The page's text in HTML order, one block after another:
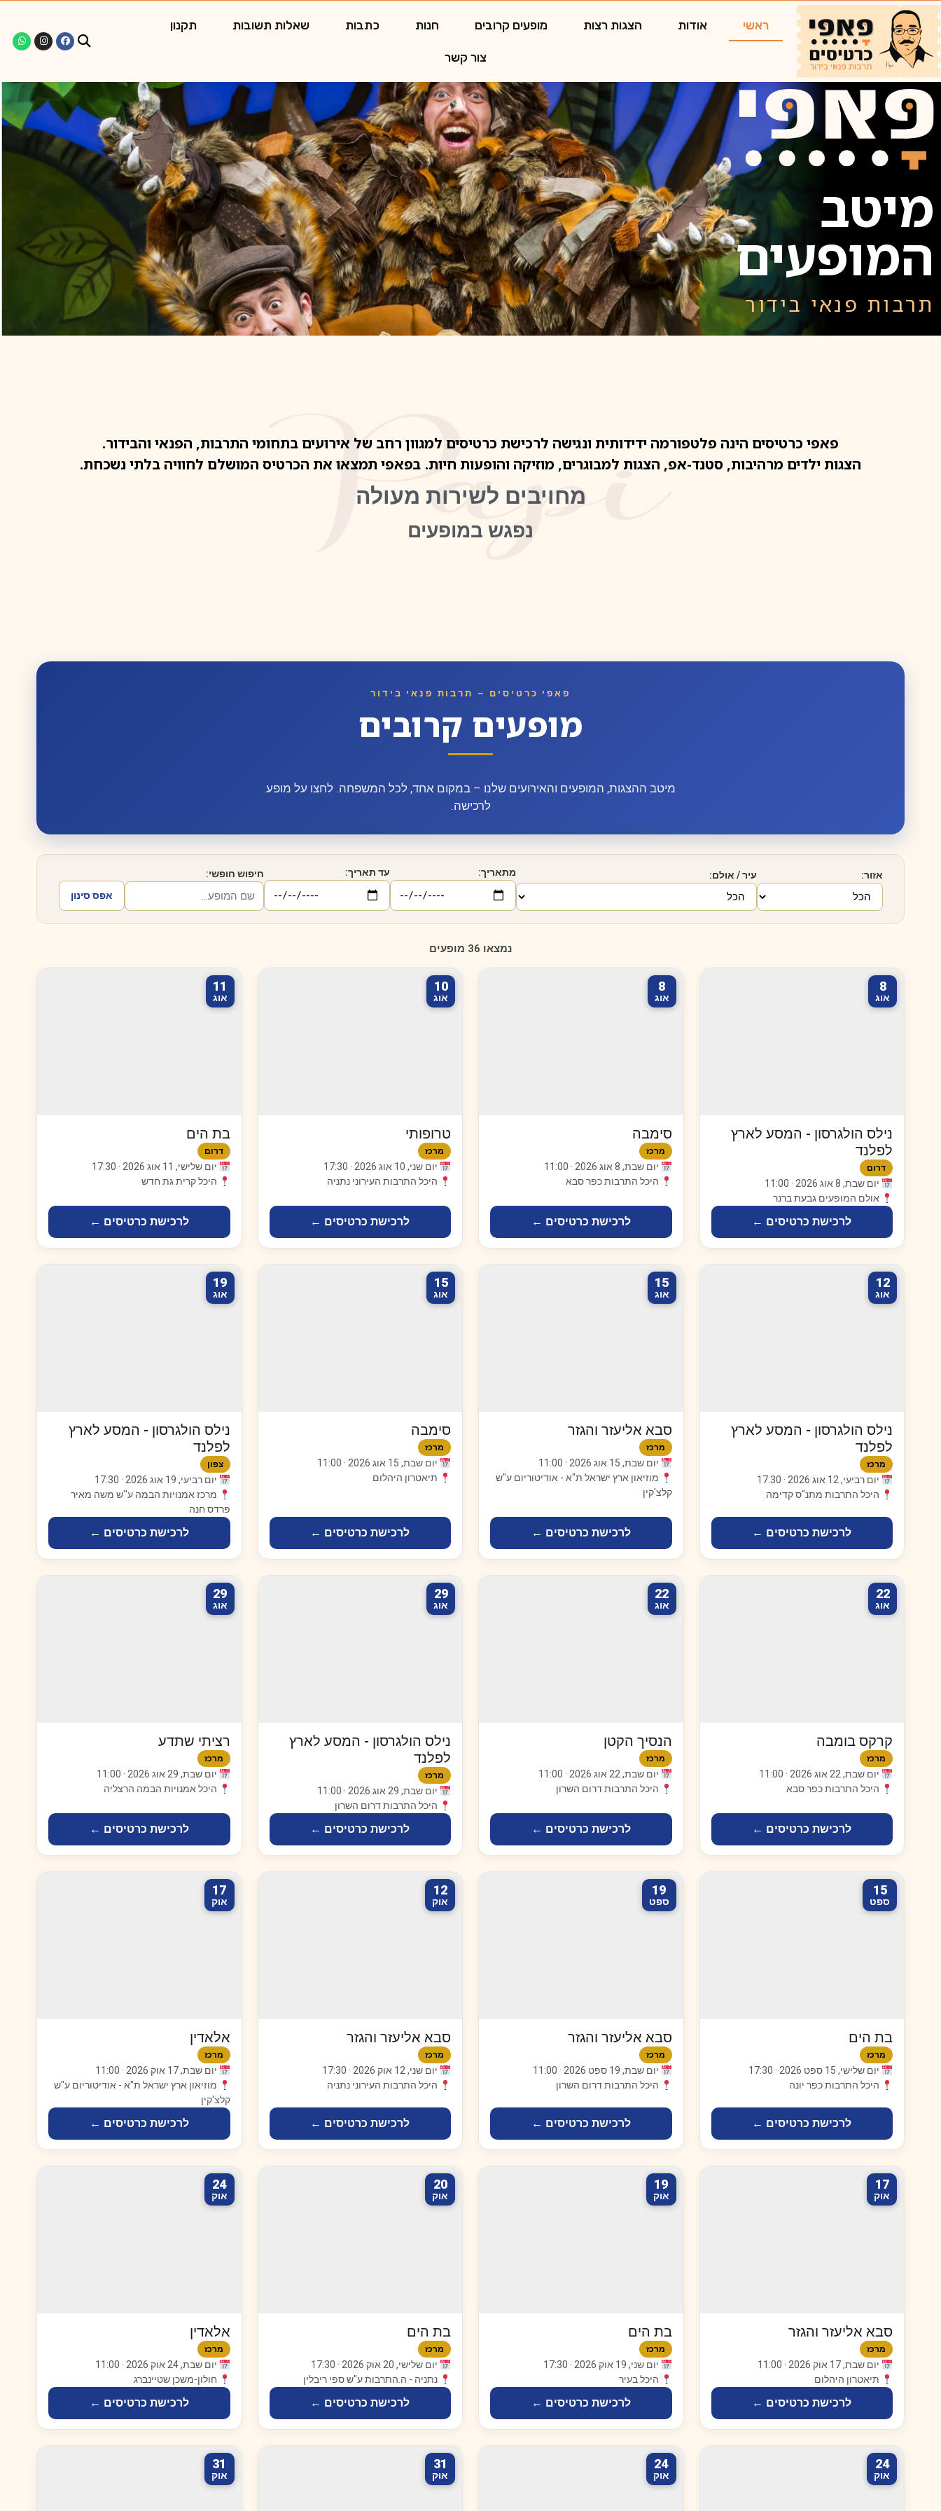
ראשי אודות הצגות רצות מופעים קרובים חנות כתבות שאלות תשובות תקנון
צור קשר
מיטב
המופעים
תרבות פנאי בידור
פאפי כרטיסים הינה פלטפורמה ידידותית ונגישה לרכישת כרטיסים למגוון רחב של אירועים בתחומי התרבות, הפנאי והבידור.
הצגות ילדים מרהיבות, סטנד-אפ, הצגות למבוגרים, מוזיקה והופעות חיות. בפאפי תמצאו את הכרטיס המושלם לחוויה בלתי נשכחת.
מחויבים לשירות מעולה
נפגש במופעים
פאפי כרטיסים – תרבות פנאי בידור
מופעים קרובים
מיטב ההצגות, המופעים והאירועים שלנו – במקום אחד, לכל המשפחה. לחצו על מופע
לרכישה.
אזור: עיר / אולם: מתאריך: עד תאריך:
חיפוש חופשי:
אפס סינון
נמצאו 36 מופעים
8
אוג
נילס הולגרסון - המסע לארץ
לפלנד
דרום
יום שבת, 8 אוג 2026 · 11:00
אולם המופעים גבעת ברנר
לרכישת כרטיסים ←
8
אוג
סימבה
מרכז
יום שבת, 8 אוג 2026 · 11:00
היכל התרבות כפר סבא
לרכישת כרטיסים ←
10
אוג
טרופותי
מרכז
יום שני, 10 אוג 2026 · 17:30
היכל התרבות העירוני נתניה
לרכישת כרטיסים ←
11
אוג
בת הים
דרום
יום שלישי, 11 אוג 2026 · 17:30
היכל קרית גת חדש
לרכישת כרטיסים ←
12
אוג
נילס הולגרסון - המסע לארץ
לפלנד
מרכז
יום רביעי, 12 אוג 2026 · 17:30
היכל התרבות מתנ"ס קדימה
לרכישת כרטיסים ←
15
אוג
סבא אליעזר והגזר
מרכז
יום שבת, 15 אוג 2026 · 11:00
מוזיאון ארץ ישראל ת"א - אודיטוריום ע"ש
קלצ'קין
לרכישת כרטיסים ←
15
אוג
סימבה
מרכז
יום שבת, 15 אוג 2026 · 11:00
תיאטרון היהלום
לרכישת כרטיסים ←
19
אוג
נילס הולגרסון - המסע לארץ
לפלנד
צפון
יום רביעי, 19 אוג 2026 · 17:30
מרכז אמנויות הבמה ע''ש משה מאיר
פרדס חנה
לרכישת כרטיסים ←
22
אוג
קרקס בומבה
מרכז
יום שבת, 22 אוג 2026 · 11:00
היכל התרבות כפר סבא
לרכישת כרטיסים ←
22
אוג
הנסיך הקטן
מרכז
יום שבת, 22 אוג 2026 · 11:00
היכל התרבות דרום השרון
לרכישת כרטיסים ←
29
אוג
נילס הולגרסון - המסע לארץ
לפלנד
מרכז
יום שבת, 29 אוג 2026 · 11:00
היכל התרבות דרום השרון
לרכישת כרטיסים ←
29
אוג
רציתי שתדע
מרכז
יום שבת, 29 אוג 2026 · 11:00
היכל אמנויות הבמה הרצליה
לרכישת כרטיסים ←
15
ספט
בת הים
מרכז
יום שלישי, 15 ספט 2026 · 17:30
היכל התרבות כפר יונה
לרכישת כרטיסים ←
19
ספט
סבא אליעזר והגזר
מרכז
יום שבת, 19 ספט 2026 · 11:00
היכל התרבות דרום השרון
לרכישת כרטיסים ←
12
אוק
סבא אליעזר והגזר
מרכז
יום שני, 12 אוק 2026 · 17:30
היכל התרבות העירוני נתניה
לרכישת כרטיסים ←
17
אוק
אלאדין
מרכז
יום שבת, 17 אוק 2026 · 11:00
מוזיאון ארץ ישראל ת"א - אודיטוריום ע"ש
קלצ'קין
לרכישת כרטיסים ←
17
אוק
סבא אליעזר והגזר
מרכז
יום שבת, 17 אוק 2026 · 11:00
תיאטרון היהלום
לרכישת כרטיסים ←
19
אוק
בת הים
מרכז
יום שני, 19 אוק 2026 · 17:30
היכל בעיר
לרכישת כרטיסים ←
20
אוק
בת הים
מרכז
יום שלישי, 20 אוק 2026 · 17:30
נתניה - ה.התרבות ע"ש ספי ריבלין
לרכישת כרטיסים ←
24
אוק
אלאדין
מרכז
יום שבת, 24 אוק 2026 · 11:00
חולון-משכן שטיינברג
לרכישת כרטיסים ←
24
אוק
24
אוק
31
אוק
31
אוק